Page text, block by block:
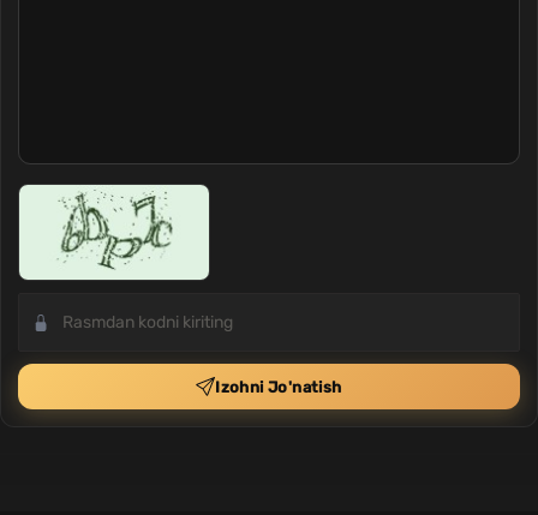
Izohni Jo'natish